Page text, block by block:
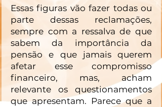
Essas figuras vão fazer todas ou
parte dessas reclamações,
sempre com a ressalva de que
sabem da importância da
pensão e que jamais querem
afetar esse compromisso
financeiro, mas, acham
relevante os questionamentos
que apresentam. Parece que a